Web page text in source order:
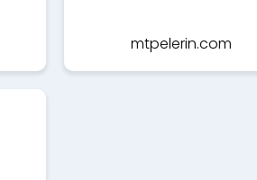
mtpelerin.com